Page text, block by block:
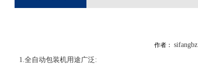
作者： sifangbz
1.全自动包装机用途广泛: